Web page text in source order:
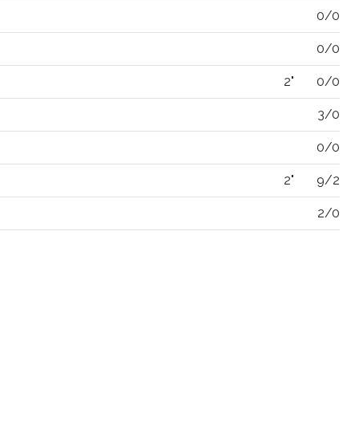
0/0
0/0
2" 0/0
3/0
0/0
2" 9/2
2/0